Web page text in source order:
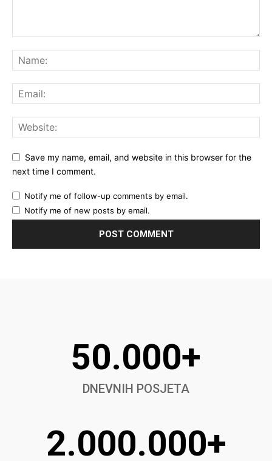
Save my name, email, and website in this browser for the
next time I comment.
Notify me of follow-up comments by email.
Notify me of new posts by email.
50.000+
DNEVNIH POSJETA
2.000.000+